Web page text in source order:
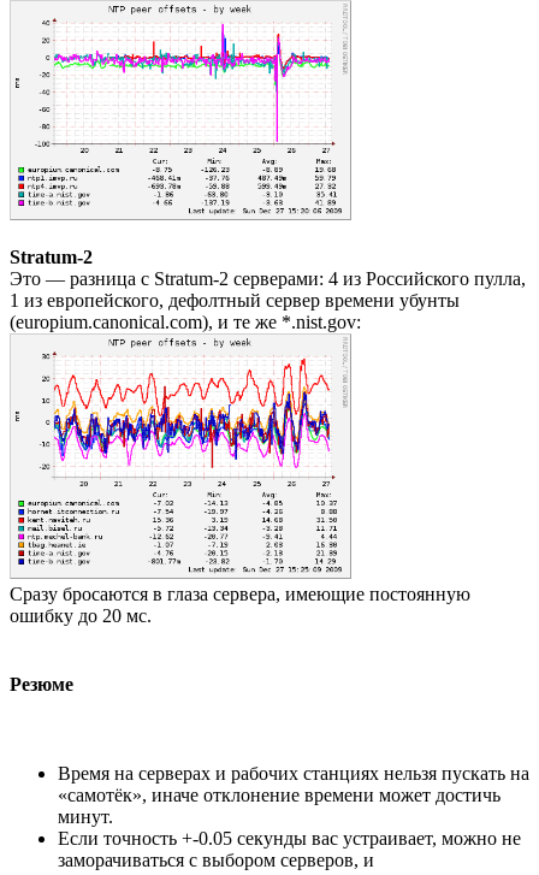
Stratum-2
Это — разница с Stratum-2 серверами: 4 из Российского пулла,
1 из европейского, дефолтный сервер времени убунты
(europium.canonical.com), и те же *.nist.gov:
Сразу бросаются в глаза сервера, имеющие постоянную
ошибку до 20 мс.
Резюме
Время на серверах и рабочих станциях нельзя пускать на
«самотёк», иначе отклонение времени может достичь
минут.
Если точность +-0.05 секунды вас устраивает, можно не
заморачиваться с выбором серверов, и